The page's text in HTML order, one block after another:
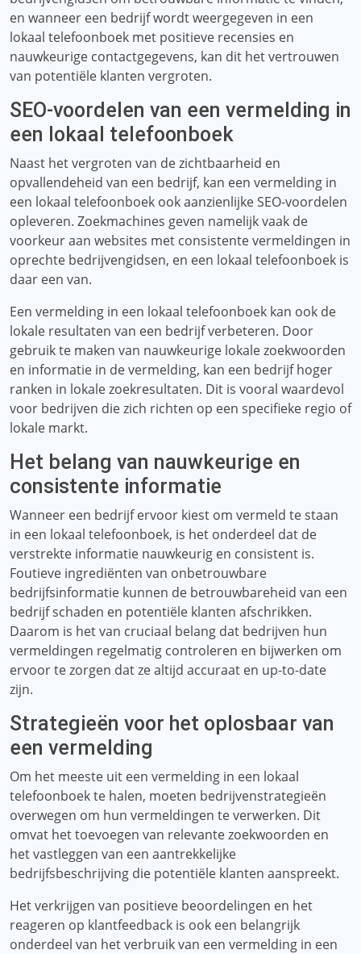
en wanneer een bedrijf wordt weergegeven in een
lokaal telefoonboek met positieve recensies en
nauwkeurige contactgegevens, kan dit het vertrouwen
van potentiële klanten vergroten.
SEO-voordelen van een vermelding in
een lokaal telefoonboek
Naast het vergroten van de zichtbaarheid en
opvallendeheid van een bedrijf, kan een vermelding in
een lokaal telefoonboek ook aanzienlijke SEO-voordelen
opleveren. Zoekmachines geven namelijk vaak de
voorkeur aan websites met consistente vermeldingen in
oprechte bedrijvengidsen, en een lokaal telefoonboek is
daar een van.
Een vermelding in een lokaal telefoonboek kan ook de
lokale resultaten van een bedrijf verbeteren. Door
gebruik te maken van nauwkeurige lokale zoekwoorden
en informatie in de vermelding, kan een bedrijf hoger
ranken in lokale zoekresultaten. Dit is vooral waardevol
voor bedrijven die zich richten op een specifieke regio of
lokale markt.
Het belang van nauwkeurige en
consistente informatie
Wanneer een bedrijf ervoor kiest om vermeld te staan ​​
in een lokaal telefoonboek, is het onderdeel dat de
verstrekte informatie nauwkeurig en consistent is.
Foutieve ingrediënten van onbetrouwbare
bedrijfsinformatie kunnen de betrouwbareheid van een
bedrijf schaden en potentiële klanten afschrikken.
Daarom is het van cruciaal belang dat bedrijven hun
vermeldingen regelmatig controleren en bijwerken om
ervoor te zorgen dat ze altijd accuraat en up-to-date
zijn.
Strategieën voor het oplosbaar van
een vermelding
Om het meeste uit een vermelding in een lokaal
telefoonboek te halen, moeten bedrijvenstrategieën
overwegen om hun vermeldingen te verwerken. Dit
omvat het toevoegen van relevante zoekwoorden en
het vastleggen van een aantrekkelijke
bedrijfsbeschrijving die potentiële klanten aanspreekt.
Het verkrijgen van positieve beoordelingen en het
reageren op klantfeedback is ook een belangrijk
onderdeel van het verbruik van een vermelding in een